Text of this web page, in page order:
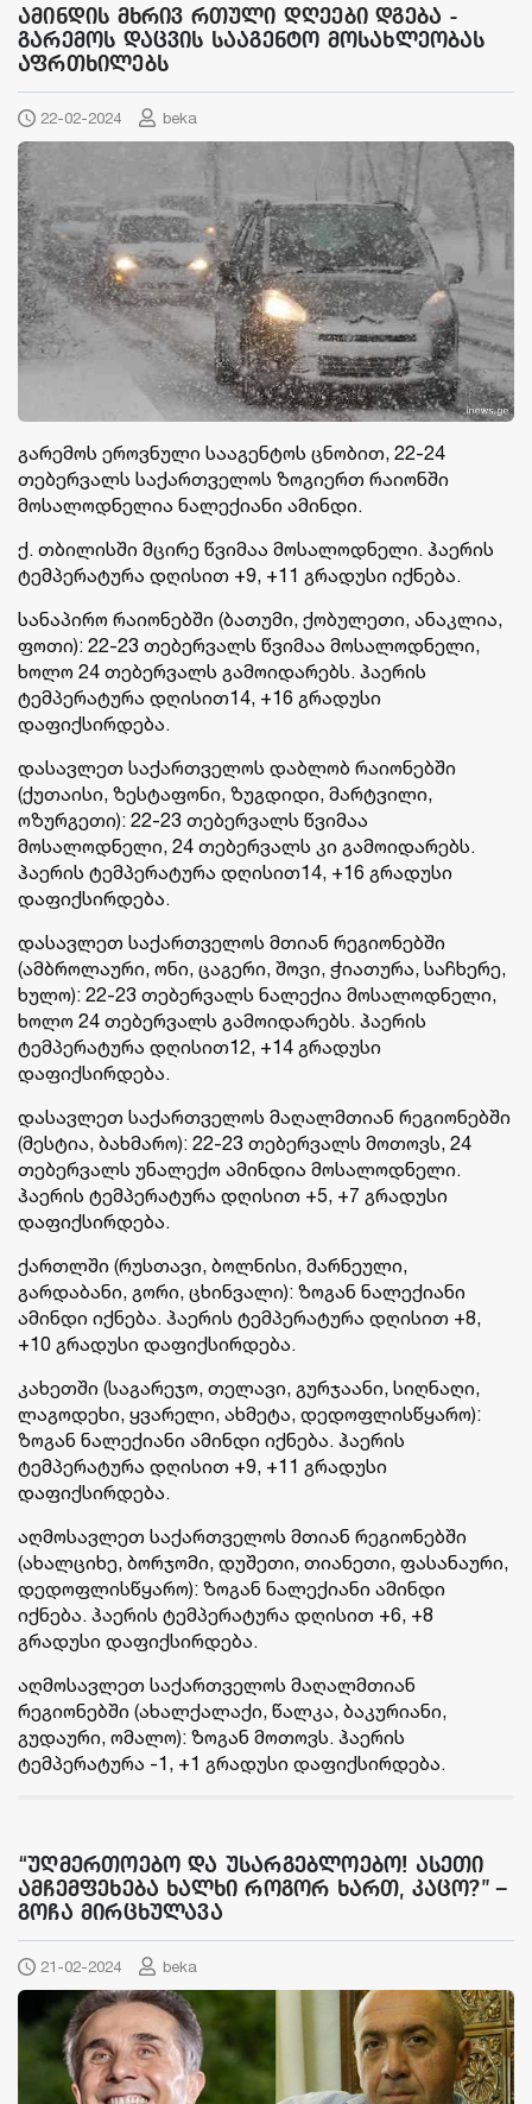
ამინდის მხრივ რთული დღეები დგება -
გარემოს დაცვის სააგენტო მოსახლეობას
აფრთხილებს
22-02-2024 beka
გარემოს ეროვნული სააგენტოს ცნობით, 22-24
თებერვალს საქართველოს ზოგიერთ რაიონში
მოსალოდნელია ნალექიანი ამინდი.
ქ. თბილისში მცირე წვიმაა მოსალოდნელი. ჰაერის
ტემპერატურა დღისით +9, +11 გრადუსი იქნება.
სანაპირო რაიონებში (ბათუმი, ქობულეთი, ანაკლია,
ფოთი): 22-23 თებერვალს წვიმაა მოსალოდნელი,
ხოლო 24 თებერვალს გამოიდარებს. ჰაერის
ტემპერატურა დღისით14, +16 გრადუსი
დაფიქსირდება.
დასავლეთ საქართველოს დაბლობ რაიონებში
(ქუთაისი, ზესტაფონი, ზუგდიდი, მარტვილი,
ოზურგეთი): 22-23 თებერვალს წვიმაა
მოსალოდნელი, 24 თებერვალს კი გამოიდარებს.
ჰაერის ტემპერატურა დღისით14, +16 გრადუსი
დაფიქსირდება.
დასავლეთ საქართველოს მთიან რეგიონებში
(ამბროლაური, ონი, ცაგერი, შოვი, ჭიათურა, საჩხერე,
ხულო): 22-23 თებერვალს ნალექია მოსალოდნელი,
ხოლო 24 თებერვალს გამოიდარებს. ჰაერის
ტემპერატურა დღისით12, +14 გრადუსი
დაფიქსირდება.
დასავლეთ საქართველოს მაღალმთიან რეგიონებში
(მესტია, ბახმარო): 22-23 თებერვალს მოთოვს, 24
თებერვალს უნალექო ამინდია მოსალოდნელი.
ჰაერის ტემპერატურა დღისით +5, +7 გრადუსი
დაფიქსირდება.
ქართლში (რუსთავი, ბოლნისი, მარნეული,
გარდაბანი, გორი, ცხინვალი): ზოგან ნალექიანი
ამინდი იქნება. ჰაერის ტემპერატურა დღისით +8,
+10 გრადუსი დაფიქსირდება.
კახეთში (საგარეჯო, თელავი, გურჯაანი, სიღნაღი,
ლაგოდეხი, ყვარელი, ახმეტა, დედოფლისწყარო):
ზოგან ნალექიანი ამინდი იქნება. ჰაერის
ტემპერატურა დღისით +9, +11 გრადუსი
დაფიქსირდება.
აღმოსავლეთ საქართველოს მთიან რეგიონებში
(ახალციხე, ბორჯომი, დუშეთი, თიანეთი, ფასანაური,
დედოფლისწყარო): ზოგან ნალექიანი ამინდი
იქნება. ჰაერის ტემპერატურა დღისით +6, +8
გრადუსი დაფიქსირდება.
აღმოსავლეთ საქართველოს მაღალმთიან
რეგიონებში (ახალქალაქი, წალკა, ბაკურიანი,
გუდაური, ომალო): ზოგან მოთოვს. ჰაერის
ტემპერატურა -1, +1 გრადუსი დაფიქსირდება.
“უღმერთოებო და უსარგებლოებო! ასეთი
ამჩემფეხება ხალხი როგორ ხართ, კაცო?” –
გოჩა მირცხულავა
21-02-2024 beka